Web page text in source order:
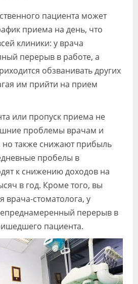
пациента может
приема на день, что
клиники: у врача
перерыв в работе, а
обзванивать других
им прийти на прием
или пропуск приема не
проблемы врачам и
также снижают прибыль
пробелы в
к снижению доходов на
в год. Кроме того, вы
врача-стоматолога, у
перерыв в
пациента.